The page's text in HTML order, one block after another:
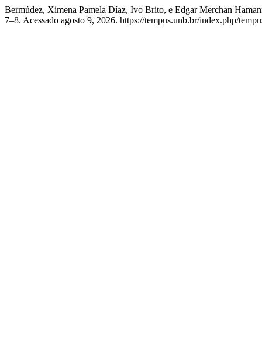
Bermúdez, Ximena Pamela Díaz, Ivo Brito, e Edgar Merchan
7–8. Acessado agosto 9, 2026. https://tempus.unb.br/index.php/